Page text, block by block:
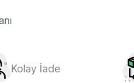
Kolay İade